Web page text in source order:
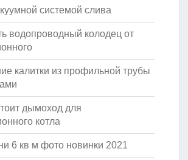
системой слива
водопроводный колодец от
калитки из профильной трубы
дымоход для
котла
6 кв м фото новинки 2021